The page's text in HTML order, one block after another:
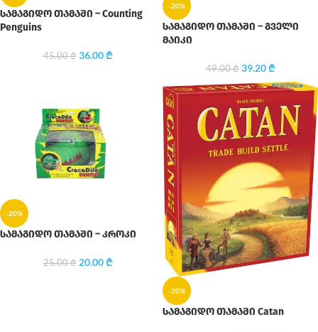
სამაგიდო თამაში – Counting
Penguins
45.00₾ 36.00₾
-20%
სამაგიდო თამაში – გველი
მაიკი
49.00₾ 39.20₾
-20%
სამაგიდო თამაში – კროკი
25.00₾ 20.00₾
-20%
სამაგიდო თამაში Catan